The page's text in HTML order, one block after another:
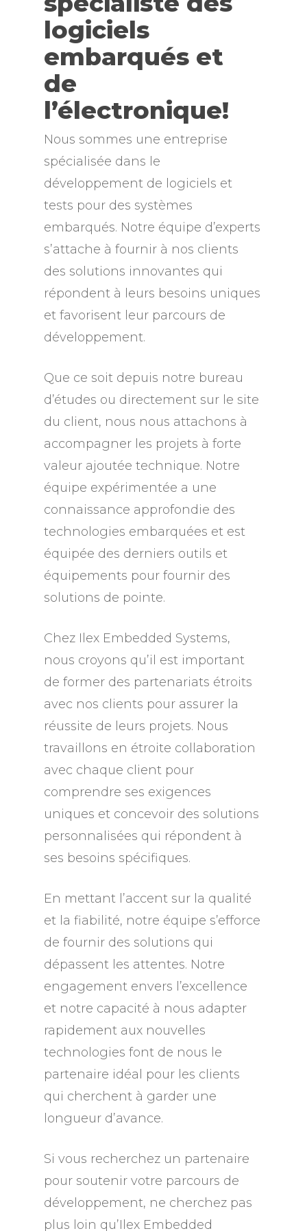
logiciels
embarqués et
de
l’électronique!
Nous sommes une entreprise
spécialisée dans le
développement de logiciels et
tests pour des systèmes
embarqués. Notre équipe d’experts
s’attache à fournir à nos clients
des solutions innovantes qui
répondent à leurs besoins uniques
et favorisent leur parcours de
développement.
Que ce soit depuis notre bureau
d’études ou directement sur le site
du client, nous nous attachons à
accompagner les projets à forte
valeur ajoutée technique. Notre
équipe expérimentée a une
connaissance approfondie des
technologies embarquées et est
équipée des derniers outils et
équipements pour fournir des
solutions de pointe.
Chez Ilex Embedded Systems,
nous croyons qu’il est important
de former des partenariats étroits
avec nos clients pour assurer la
réussite de leurs projets. Nous
travaillons en étroite collaboration
avec chaque client pour
comprendre ses exigences
uniques et concevoir des solutions
personnalisées qui répondent à
ses besoins spécifiques.
En mettant l’accent sur la qualité
et la fiabilité, notre équipe s’efforce
de fournir des solutions qui
dépassent les attentes. Notre
engagement envers l’excellence
et notre capacité à nous adapter
rapidement aux nouvelles
technologies font de nous le
partenaire idéal pour les clients
qui cherchent à garder une
longueur d’avance.
Si vous recherchez un partenaire
pour soutenir votre parcours de
développement, ne cherchez pas
plus loin qu’Ilex Embedded